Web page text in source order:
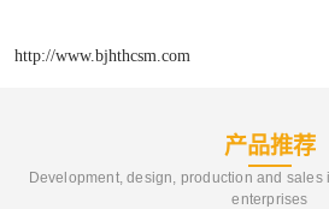
http://www.bjhthcsm.com
产品推荐
Development, design, production and sales
enterprises